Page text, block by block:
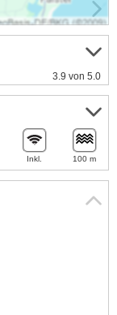
3.9 von 5.0
Inkl. 100 m